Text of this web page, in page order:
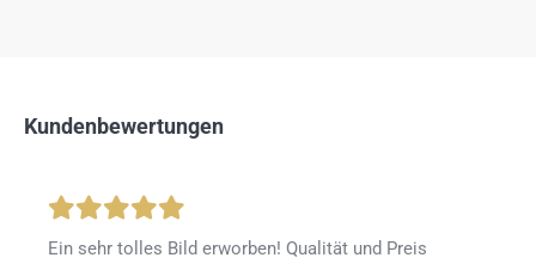
Kundenbewertungen
Ein sehr tolles Bild erworben! Qualität und Preis